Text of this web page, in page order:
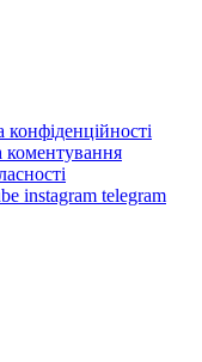
конфіденційності
коментування
instagram telegram